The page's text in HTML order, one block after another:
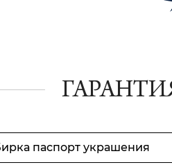
паспорт украшения